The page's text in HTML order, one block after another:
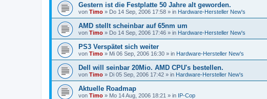
Gestern ist die Festplatte 50 Jahre alt geworden.
von Timo » Do 14 Sep, 2006 17:58 » in Hardware-Hersteller New's
AMD stellt scheinbar auf 65nm um
von Timo » Do 14 Sep, 2006 17:46 » in Hardware-Hersteller New's
PS3 Verspätet sich weiter
von Timo » Mi 06 Sep, 2006 16:30 » in Hardware-Hersteller New's
Dell will seinbar 20Mio. AMD CPU's bestellen.
von Timo » Di 05 Sep, 2006 17:42 » in Hardware-Hersteller New's
Aktuelle Roadmap
von Timo » Mo 14 Aug, 2006 18:21 » in IP-Cop